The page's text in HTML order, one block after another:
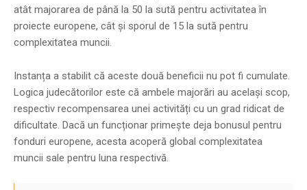
atât majorarea de până la 50 la sută pentru activitatea în
proiecte europene, cât și sporul de 15 la sută pentru
complexitatea muncii.
Instanța a stabilit că aceste două beneficii nu pot fi cumulate.
Logica judecătorilor este că ambele majorări au același scop,
respectiv recompensarea unei activități cu un grad ridicat de
dificultate. Dacă un funcționar primește deja bonusul pentru
fonduri europene, acesta acoperă global complexitatea
muncii sale pentru luna respectivă.